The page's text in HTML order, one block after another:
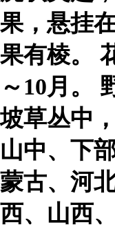
果，悬挂
果有棱。
～10月。
坡草丛中
山中、下
蒙古、河
西、山西